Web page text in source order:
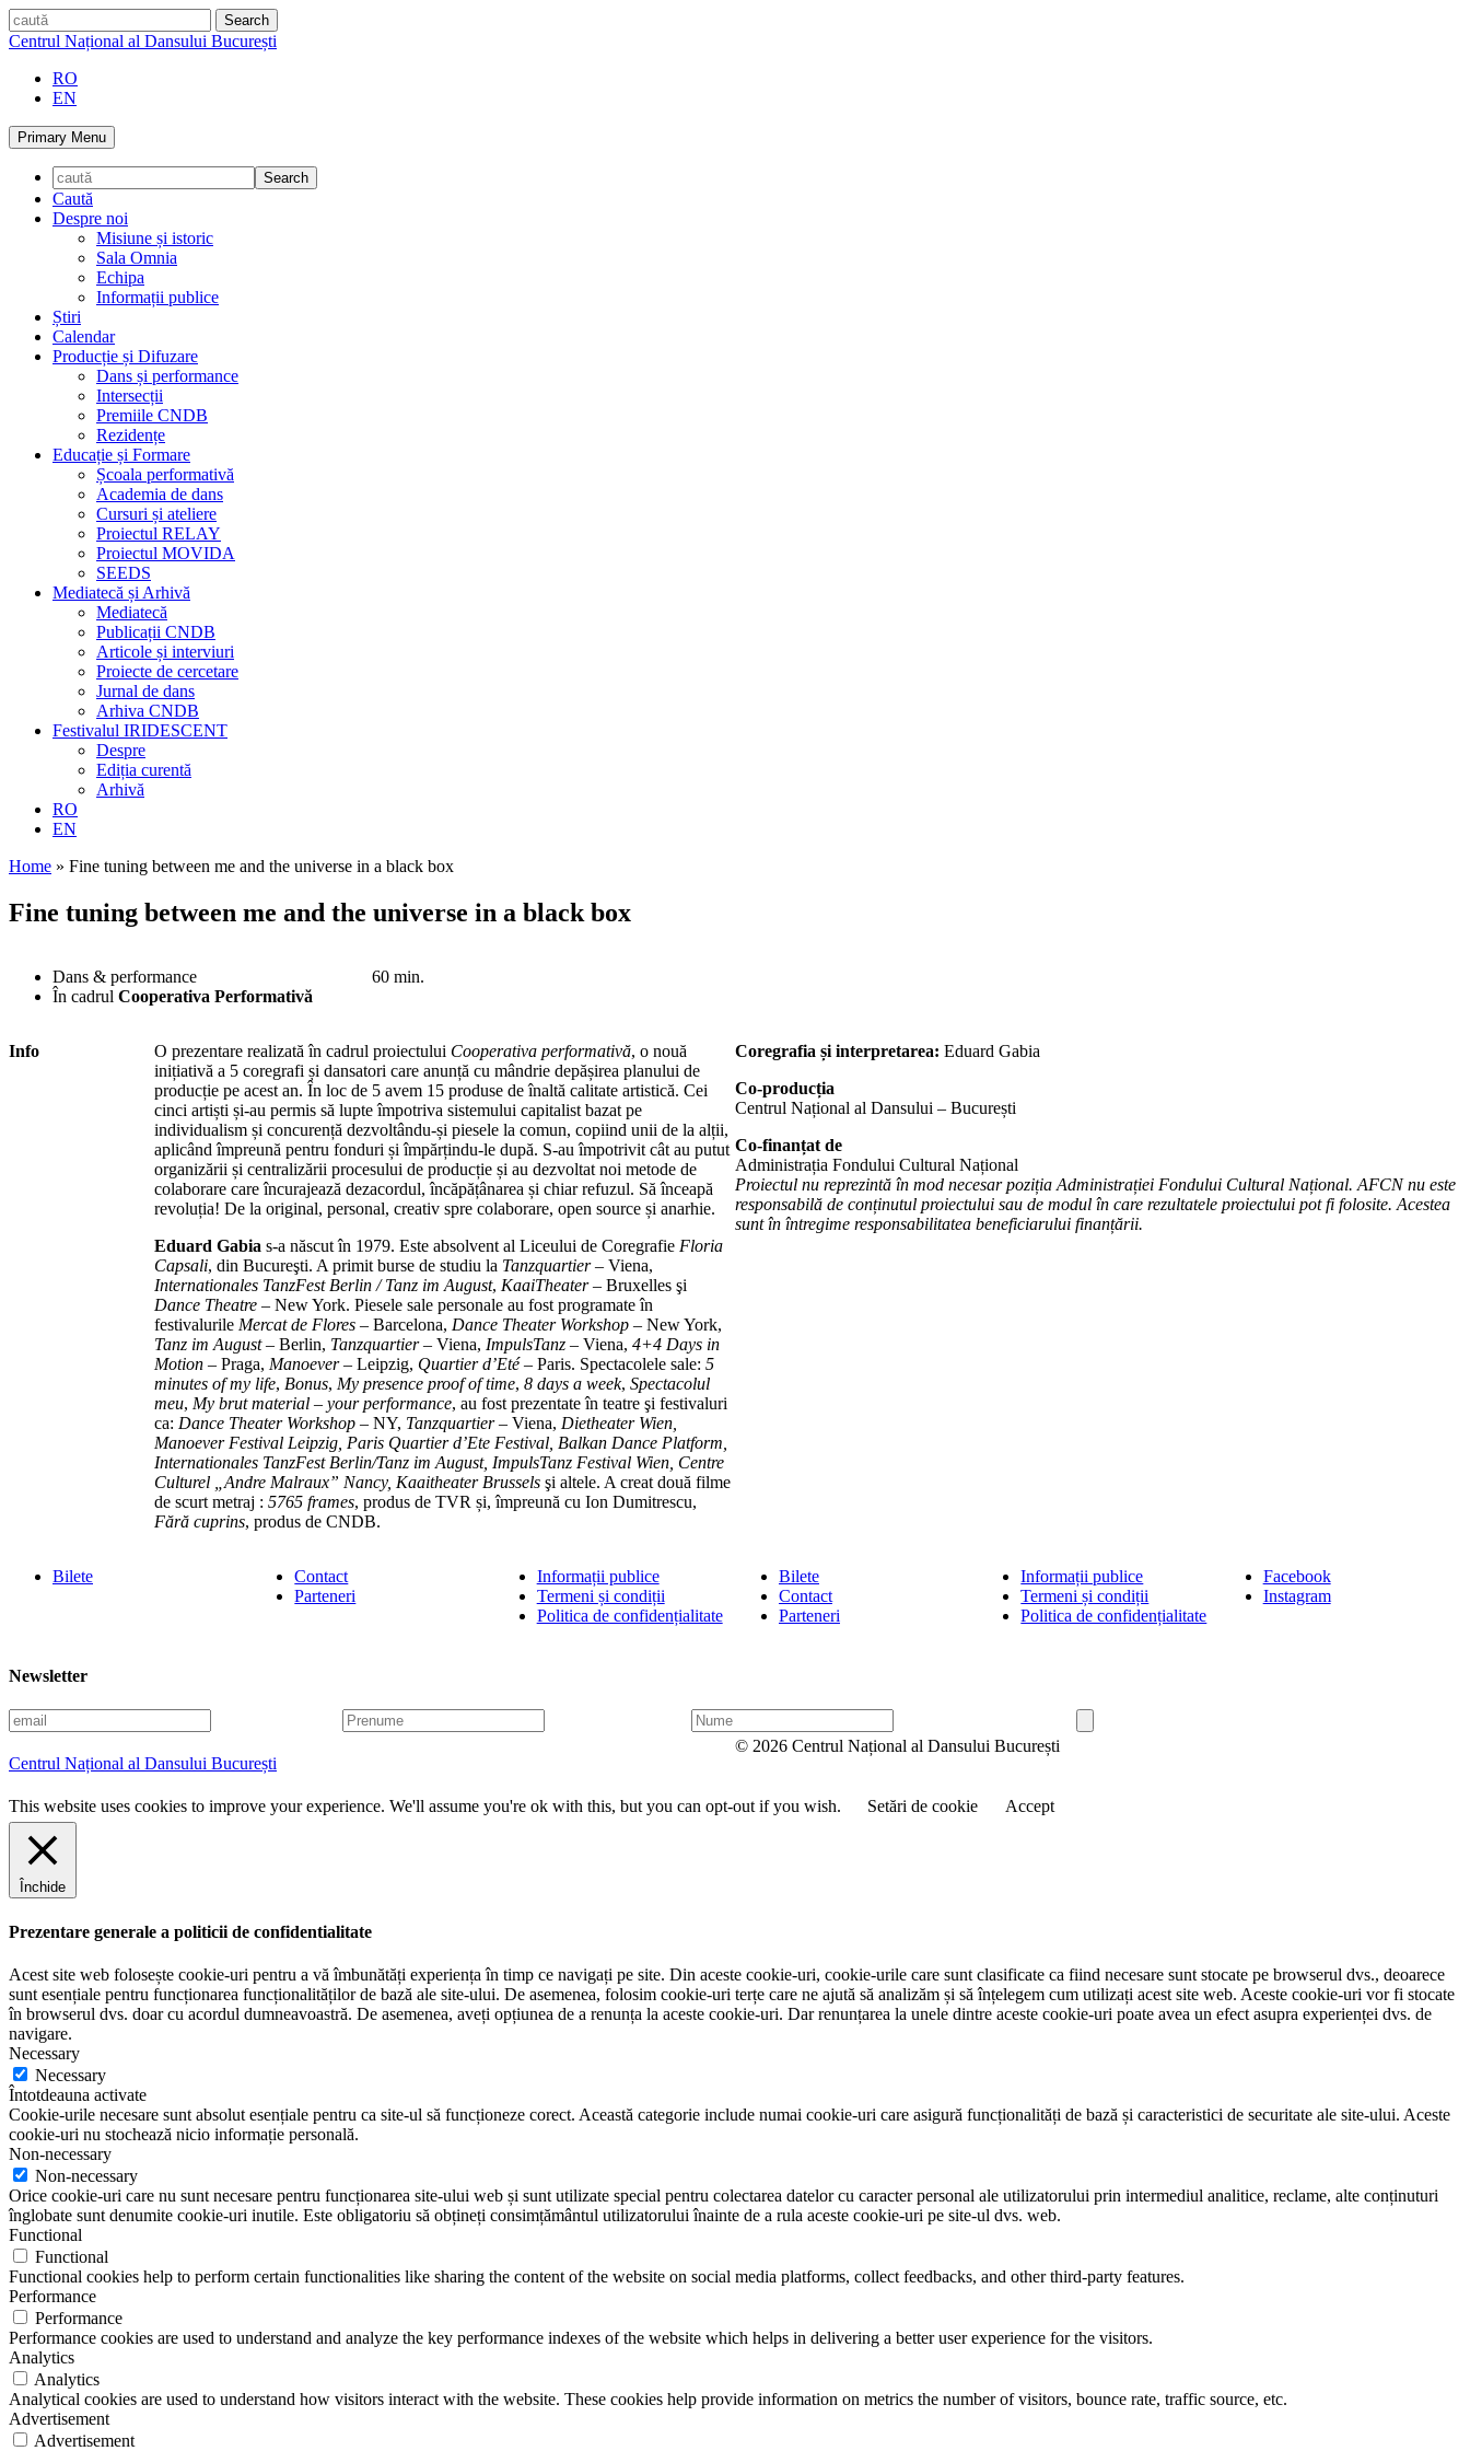
Skip
to
caută
Centrul Național al Dansului București
RO
EN
Primary Menu
Caută
Despre noi
Misiune și istoric
Sala Omnia
Echipa
Informații publice
Știri
Calendar
Producție și Difuzare
Dans și performance
Intersecții
Premiile CNDB
Rezidențe
Educație și Formare
Școala performativă
Academia de dans
Cursuri și ateliere
Proiectul RELAY
Proiectul MOVIDA
SEEDS
Mediatecă și Arhivă
Mediatecă
Publicații CNDB
Articole și interviuri
Proiecte de cercetare
Jurnal de dans
Arhiva CNDB
Festivalul IRIDESCENT
Despre
Ediția curentă
Arhivă
RO
EN
Home » Fine tuning between me and the universe in a black box
Fine tuning between me and the universe in a black box
Dans & performance
În cadrul Cooperativa Performativă
60 min.
Info O prezentare realizată în cadrul proiectului Cooperativa performativă, o nouă
inițiativă a 5 coregrafi și dansatori care anunță cu mândrie depășirea planului de
producție pe acest an. În loc de 5 avem 15 produse de înaltă calitate artistică. Cei
cinci artiști și-au permis să lupte împotriva sistemului capitalist bazat pe
individualism și concurență dezvoltându-și piesele la comun, copiind unii de la alții,
aplicând împreună pentru fonduri și împărțindu-le după. S-au împotrivit cât au putut
organizării și centralizării procesului de producție și au dezvoltat noi metode de
colaborare care încurajează dezacordul, încăpățânarea și chiar refuzul. Să înceapă
revoluția! De la original, personal, creativ spre colaborare, open source și anarhie.
Eduard Gabia s-a născut în 1979. Este absolvent al Liceului de Coregrafie Floria
Capsali, din Bucureşti. A primit burse de studiu la Tanzquartier– Viena,
Internationales TanzFest Berlin / Tanz im August, KaaiTheater– Bruxelles şi
Dance Theatre– New York. Piesele sale personale au fost programate în
festivalurile Mercat de Flores– Barcelona, Dance Theater Workshop– New York,
Tanz im August– Berlin, Tanzquartier– Viena, ImpulsTanz – Viena, 4+4 Days in
Motion – Praga, Manoever– Leipzig, Quartier d’Eté– Paris. Spectacolele sale: 5
minutes of my life, Bonus, My presence proof of time, 8 days a week, Spectacolul
meu, My brut material – your performance, au fost prezentate în teatre şi festivaluri
ca: Dance Theater Workshop– NY, Tanzquartier– Viena, Dietheater Wien,
Manoever Festival Leipzig, Paris Quartier d’Ete Festival, Balkan Dance Platform,
Internationales TanzFest Berlin/Tanz im August, ImpulsTanz Festival Wien, Centre
Culturel „Andre Malraux” Nancy, Kaaitheater Brusselsşi altele. A creat două filme
de scurt metraj : 5765 frames, produs de TVR și, împreună cu Ion Dumitrescu,
Fără cuprins, produs de CNDB.
Coregrafia și interpretarea: Eduard Gabia
Co-producția
Centrul Național al Dansului – București
Co-finanțat de
Administrația Fondului Cultural Național
Proiectul nu reprezintă în mod necesar poziția Administrației Fondului Cultural Național. AFCN nu este
responsabilă de conținutul proiectului sau de modul în care rezultatele proiectului pot fi folosite. Acestea
sunt în întregime responsabilitatea beneficiarului finanțării.
Bilete
Contact
Parteneri
Informații publice
Termeni și condiții
Politica de confidențialitate
Bilete
Contact
Parteneri
Informații publice
Termeni și condiții
Politica de confidențialitate
Facebook
Instagram
Newsletter
E
m
a
i
l
P
r
u
m
N
u
Centrul Național al Dansului București
© 2026 Centrul Național al Dansului București
This website uses cookies to improve your experience. We'll assume you're ok with this, but you can opt-out if you wish. Setări de cookie Accept
Închide
Prezentare generale a politicii de confidentialitate
Acest site web folosește cookie-uri pentru a vă îmbunătăți experiența în timp ce navigați pe site. Din aceste cookie-uri, cookie-urile care sunt clasificate ca fiind necesare sunt stocate pe browserul dvs., deoarece
sunt esențiale pentru funcționarea funcționalităților de bază ale site-ului. De asemenea, folosim cookie-uri terțe care ne ajută să analizăm și să înțelegem cum utilizați acest site web. Aceste cookie-uri vor fi stocate
în browserul dvs. doar cu acordul dumneavoastră. De asemenea, aveți opțiunea de a renunța la aceste cookie-uri. Dar renunțarea la unele dintre aceste cookie-uri poate avea un efect asupra experienței dvs. de
navigare.
Necessary
Necessary
Întotdeauna activate
Cookie-urile necesare sunt absolut esențiale pentru ca site-ul să funcționeze corect. Această categorie include numai cookie-uri care asigură funcționalități de bază și caracteristici de securitate ale site-ului. Aceste
cookie-uri nu stochează nicio informație personală.
Non-necessary
Non-necessary
Orice cookie-uri care nu sunt necesare pentru funcționarea site-ului web și sunt utilizate special pentru colectarea datelor cu caracter personal ale utilizatorului prin intermediul analitice, reclame, alte conținuturi
înglobate sunt denumite cookie-uri inutile. Este obligatoriu să obțineți consimțământul utilizatorului înainte de a rula aceste cookie-uri pe site-ul dvs. web.
Functional
Functional
Functional cookies help to perform certain functionalities like sharing the content of the website on social media platforms, collect feedbacks, and other third-party features.
Performance
Performance
Performance cookies are used to understand and analyze the key performance indexes of the website which helps in delivering a better user experience for the visitors.
Analytics
Analytics
Analytical cookies are used to understand how visitors interact with the website. These cookies help provide information on metrics the number of visitors, bounce rate, traffic source, etc.
Advertisement
Advertisement